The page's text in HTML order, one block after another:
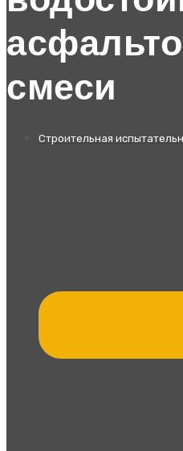
смеси
Строительная